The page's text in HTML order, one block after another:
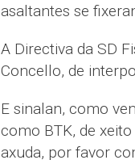
asaltantes se
A Directiva da SD
Concello, de
E sinalan, como
como BTK, de
axuda, por favor